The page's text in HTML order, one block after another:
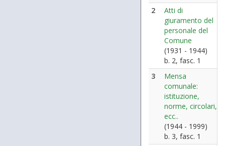
2
Atti di
giuramento del
personale del
Comune
(1931 - 1944)
b. 2, fasc. 1
3
Mensa
comunale:
istituzione,
norme, circolari,
ecc..
(1944 - 1999)
b. 3, fasc. 1